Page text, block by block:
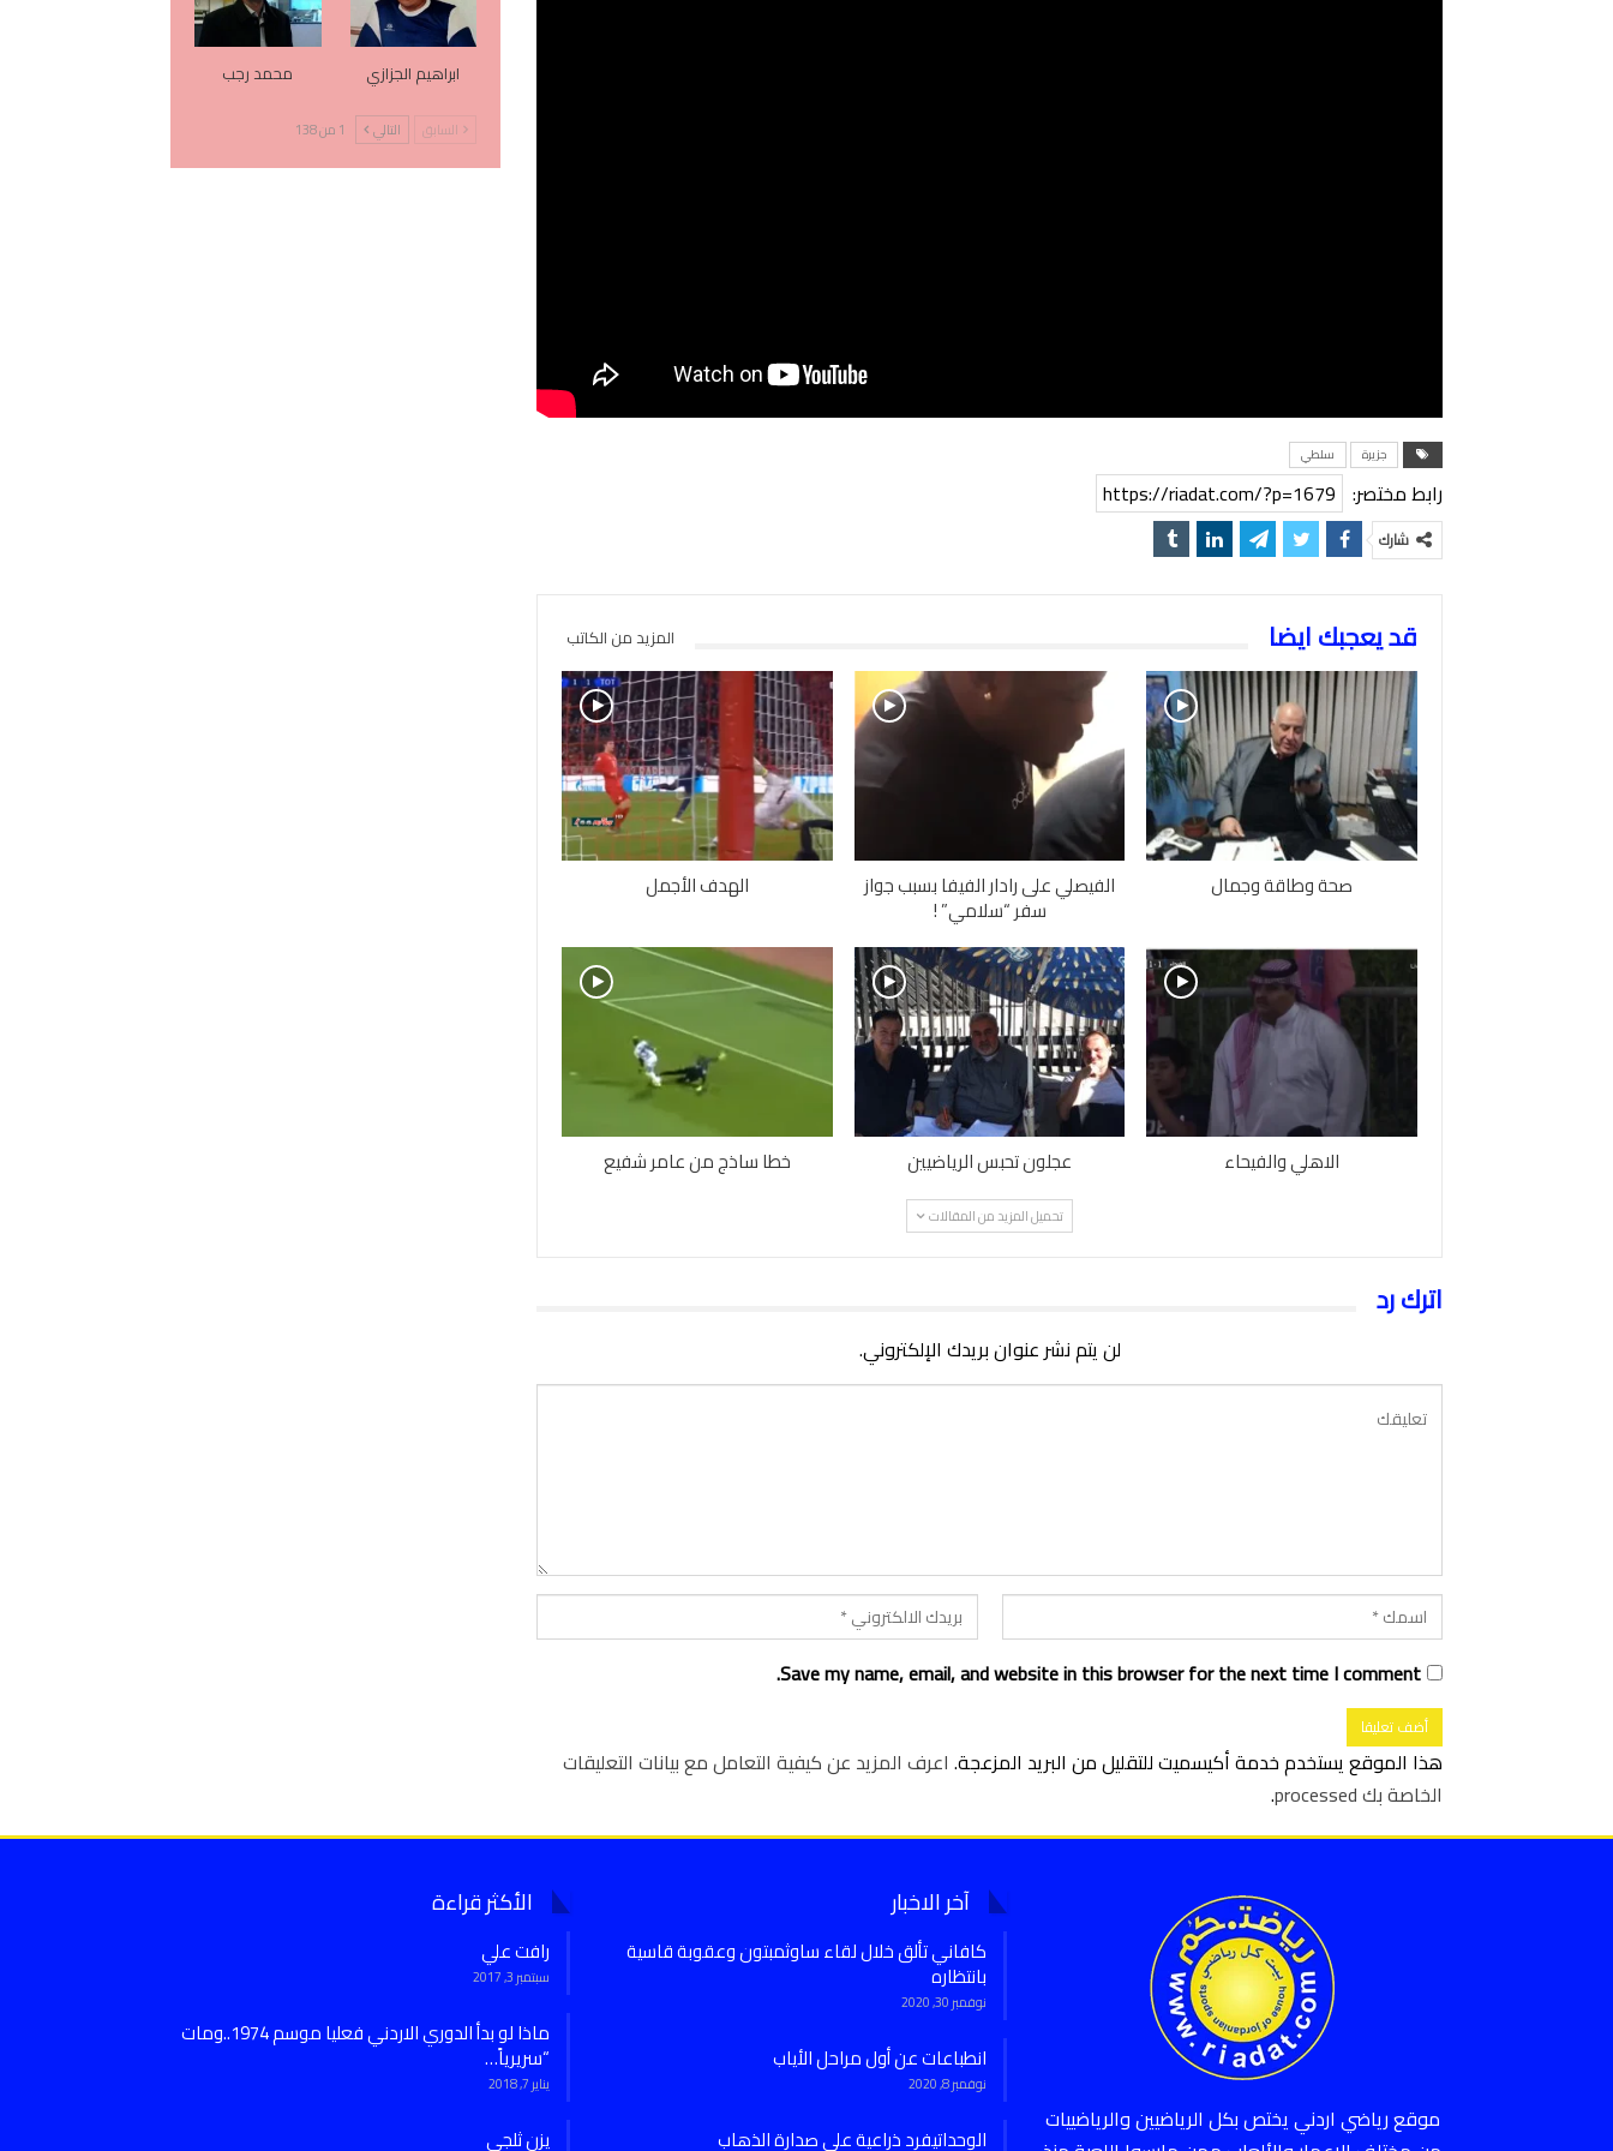
جزيرة سلطي
رابط مختصر: https://riadat.com/?p=1679
شارك
قد يعجبك ايضا المزيد من الكاتب
صحة وطاقة وجمال الفيصلي على رادار الفيفا بسبب جواز
سفر “سلامي” !
الهدف الأجمل
الاهلي والفيحاء عجلون تحبس الرياضيين خطا ساذج من عامر شفيع
تحميل المزيد من المقالات
اترك رد
لن يتم نشر عنوان بريدك الإلكتروني.
Save my name, email, and website in this browser for the next time I comment.
هذا الموقع يستخدم خدمة أكيسميت للتقليل من البريد المزعجة. اعرف المزيد عن كيفية التعامل مع بيانات التعليقات
الخاصة بك processed
.
ابراهيم الجزازي محمد رجب
السابق التالي 1 من 138
موقع رياضي اردني يختص بكل الرياضيين والرياضييات
آخر الاخبار
كافاني تألق خلال لقاء ساوثمبتون وعقوبة قاسية
بانتظاره
نوفمبر 30, 2020
انطباعات عن أول مراحل الأياب
نوفمبر 8, 2020
الوحداتيفرد ذراعية على صدارة الذهاب
الأكثر قراءة
رافت علي
سبتمبر 3, 2017
ماذا لو بدأ الدوري الاردني فعليا موسم 1974..ومات
“سريرياً…
يناير 7, 2018
يزن ثلجي